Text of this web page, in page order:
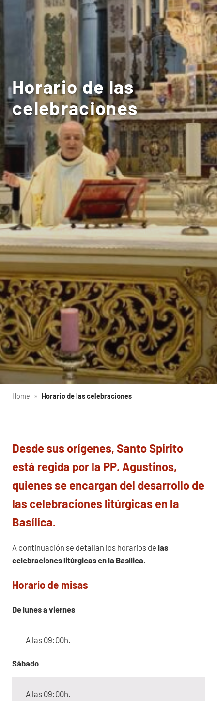
Horario de las
celebraciones
Home » Horario de las celebraciones
Desde sus orígenes, Santo Spirito
está regida por la PP. Agustinos,
quienes se encargan del desarrollo de
las celebraciones litúrgicas en la
Basílica.
A continuación se detallan los horarios de las
celebraciones litúrgicas en la Basílica.
Horario de misas
De lunes a viernes
A las 09:00h.
Sábado
A las 09:00h.